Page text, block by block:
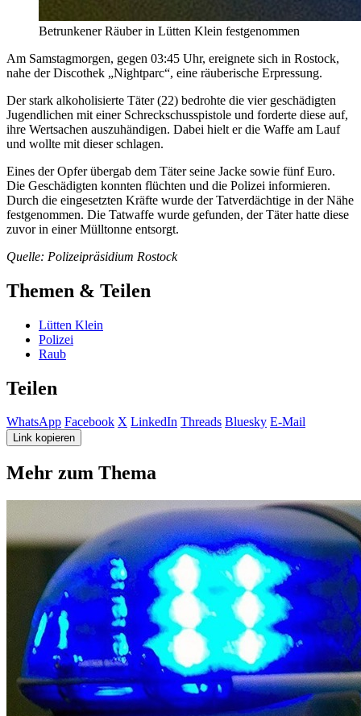
Betrunkener Räuber in Lütten Klein festgenommen
Am Samstagmorgen, gegen 03:45 Uhr, ereignete sich in Rostock,
nahe der Discothek „Nightparc“, eine räuberische Erpressung.
Der stark alkoholisierte Täter (22) bedrohte die vier geschädigten
Jugendlichen mit einer Schreckschusspistole und forderte diese auf,
ihre Wertsachen auszuhändigen. Dabei hielt er die Waffe am Lauf
und wollte mit dieser schlagen.
Eines der Opfer übergab dem Täter seine Jacke sowie fünf Euro.
Die Geschädigten konnten flüchten und die Polizei informieren.
Durch die eingesetzten Kräfte wurde der Tatverdächtige in der Nähe
festgenommen. Die Tatwaffe wurde gefunden, der Täter hatte diese
zuvor in einer Mülltonne entsorgt.
Quelle: Polizeipräsidium Rostock
Themen & Teilen
Lütten Klein
Polizei
Raub
Teilen
WhatsApp Facebook X LinkedIn Threads Bluesky E-Mail
Link kopieren
Mehr zum Thema